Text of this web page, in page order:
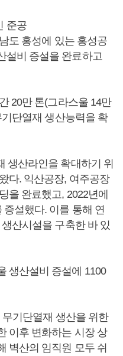
준공
도 홍성에 있는 홍성공
설비 증설을 완료하고
20만 톤(그라스울 14만
단열재 생산능력을 확
생산라인을 확대하기 위
다. 익산공장, 여주공장
을 완료했고, 2022년에
설했다. 이를 통해 연
산시설을 구축한 바 있
생산설비 증설에 1100
무기단열재 생산을 위한
이후 변화하는 시장 상
벽산의 임직원 모두 쉬